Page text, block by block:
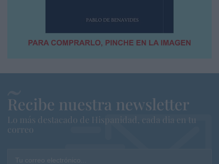
Recibe nuestra newsletter
Lo más destacado de Hispanidad, cada dia en tu
correo
Tu correo electrónico...